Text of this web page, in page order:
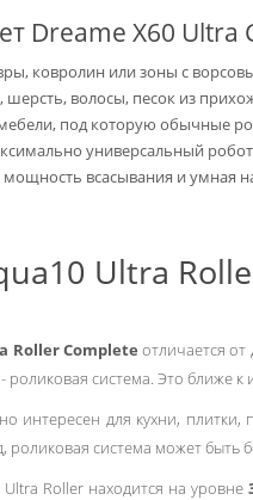
Dreame X60 Ultra
ковролин или зоны с
шерсть, волосы, песок из
под которую обычные
универсальный
всасывания и умная
Ultra
Roller Complete отличается
роликовая система. Это ближе
интересен для кухни,
роликовая система может быть
Roller находится на уровне